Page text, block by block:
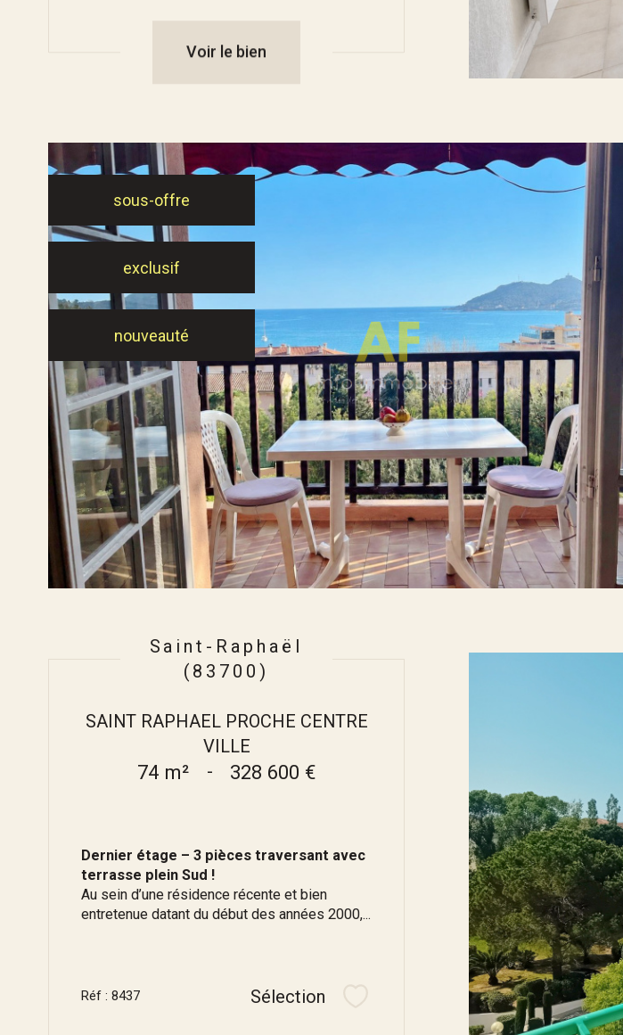
Voir le bien
sous-offre
exclusif
nouveauté
Saint-Raphaël
(83700)
SAINT RAPHAEL PROCHE CENTRE
VILLE
74 m² - 328 600 €
Dernier étage – 3 pièces traversant avec
terrasse plein Sud !
Au sein d’une résidence récente et bien
entretenue datant du début des années 2000,...
Réf : 8437 Sélection